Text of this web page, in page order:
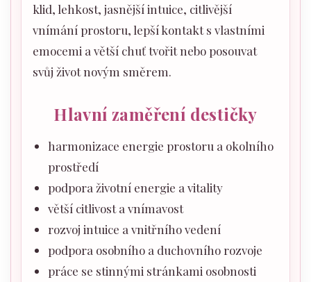
klid, lehkost, jasnější intuice, citlivější
vnímání prostoru, lepší kontakt s vlastními
emocemi a větší chuť tvořit nebo posouvat
svůj život novým směrem.
Hlavní zaměření destičky
harmonizace energie prostoru a okolního
prostředí
podpora životní energie a vitality
větší citlivost a vnímavost
rozvoj intuice a vnitřního vedení
podpora osobního a duchovního rozvoje
práce se stinnými stránkami osobnosti